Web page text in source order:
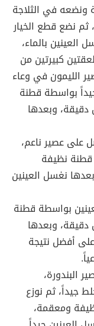
ونضعه في الثلاجة
ثم نضع قطع الخيار
العينين بالماء،
كبيرتين من
الليمون في وعاء
بواسطة قطنة
وبعدها
على عصير ناعم،
قطنة نظيفة
نغسل العينين
بواسطة قطنة
وبعدها
أفضل نتيجة
البندورة،
جيداً، ثم نوزع
ومعقمة،